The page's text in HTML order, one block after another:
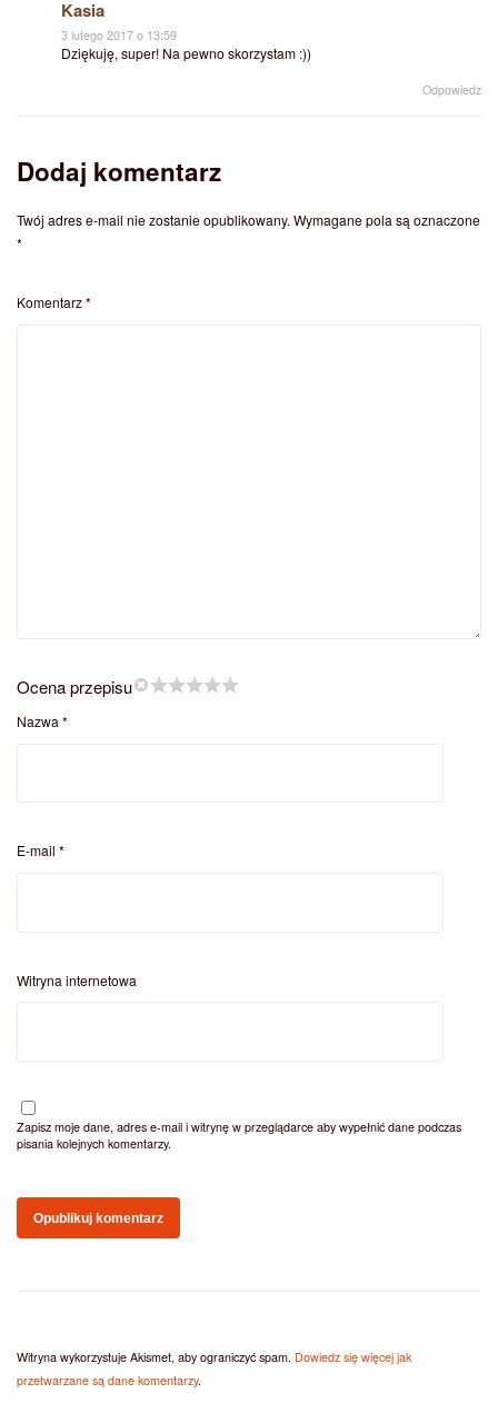
Kasia
3 lutego 2017 o 13:59
Dziękuję, super! Na pewno skorzystam :))
Odpowiedz
Dodaj komentarz
Twój adres e-mail nie zostanie opublikowany. Wymagane pola są oznaczone
*
Komentarz*
Ocena przepisu
Nazwa *
E-mail *
Witryna internetowa
Zapisz moje dane, adres e-mail i witrynę w przeglądarce aby wypełnić dane podczas
pisania kolejnych komentarzy.
Witryna wykorzystuje Akismet, aby ograniczyć spam. Dowiedz się więcej jak
przetwarzane są dane komentarzy.